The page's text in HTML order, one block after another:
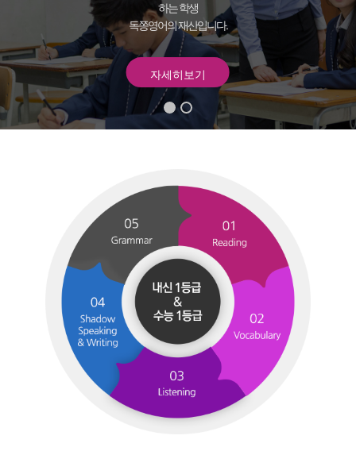
하는 학생
독쫑영어의 재산입니다.
자세히보기